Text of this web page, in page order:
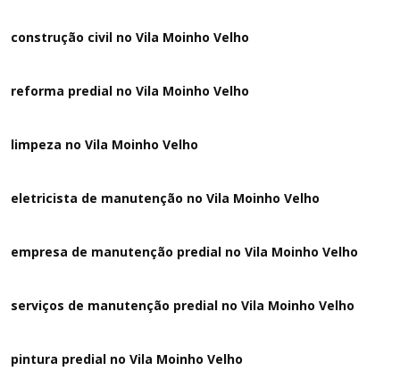
construção civil no Vila Moinho Velho
reforma predial no Vila Moinho Velho
limpeza no Vila Moinho Velho
eletricista de manutenção no Vila Moinho Velho
empresa de manutenção predial no Vila Moinho Velho
serviços de manutenção predial no Vila Moinho Velho
pintura predial no Vila Moinho Velho